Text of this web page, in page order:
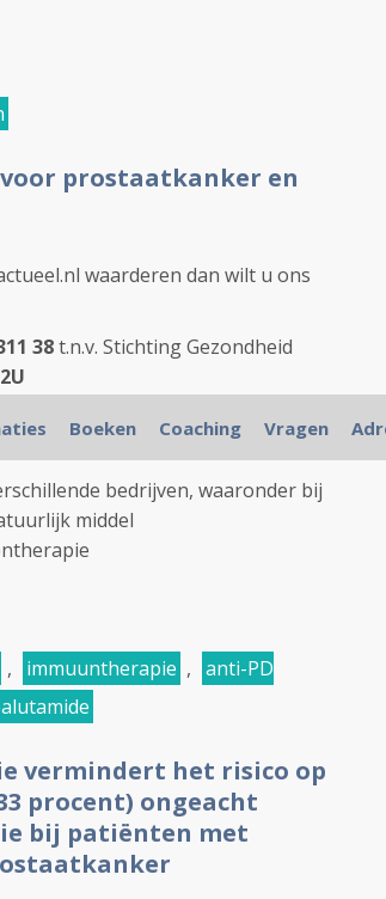
voor prostaatkanker en
waarderen dan wilt u ons
38t.n.v. Stichting Gezondheid
bedrijven.
En we hebben
bedrijven, waaronder bij
middel
, immuuntherapie , anti-PD
vermindert het risico op
procent) ongeacht
bij patiënten met
Boeken Coaching Vragen